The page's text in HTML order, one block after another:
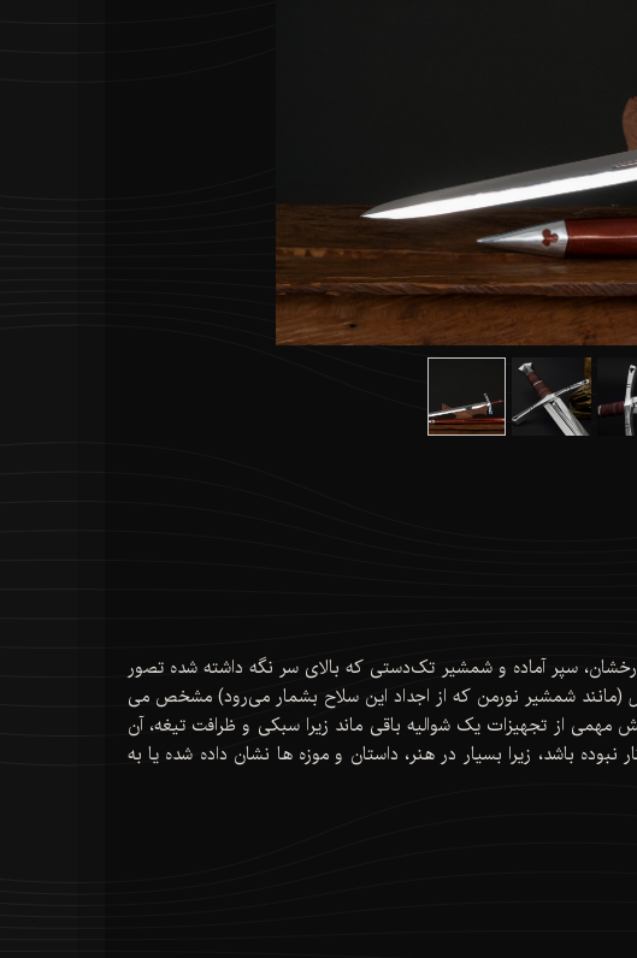
سپر آماده و شمشیر تک‌دستی که بالای سر نگه داشته شده تصور
(مانند شمشیر نورمن که از اجداد این سلاح بشمار می‌رود) مشخص می
از تجهیزات یک شوالیه باقی ماند زیرا سبکی و ظرافت تیغه، آن
باشد، زیرا بسیار در هنر، داستان و موزه ها نشان داده شده یا به